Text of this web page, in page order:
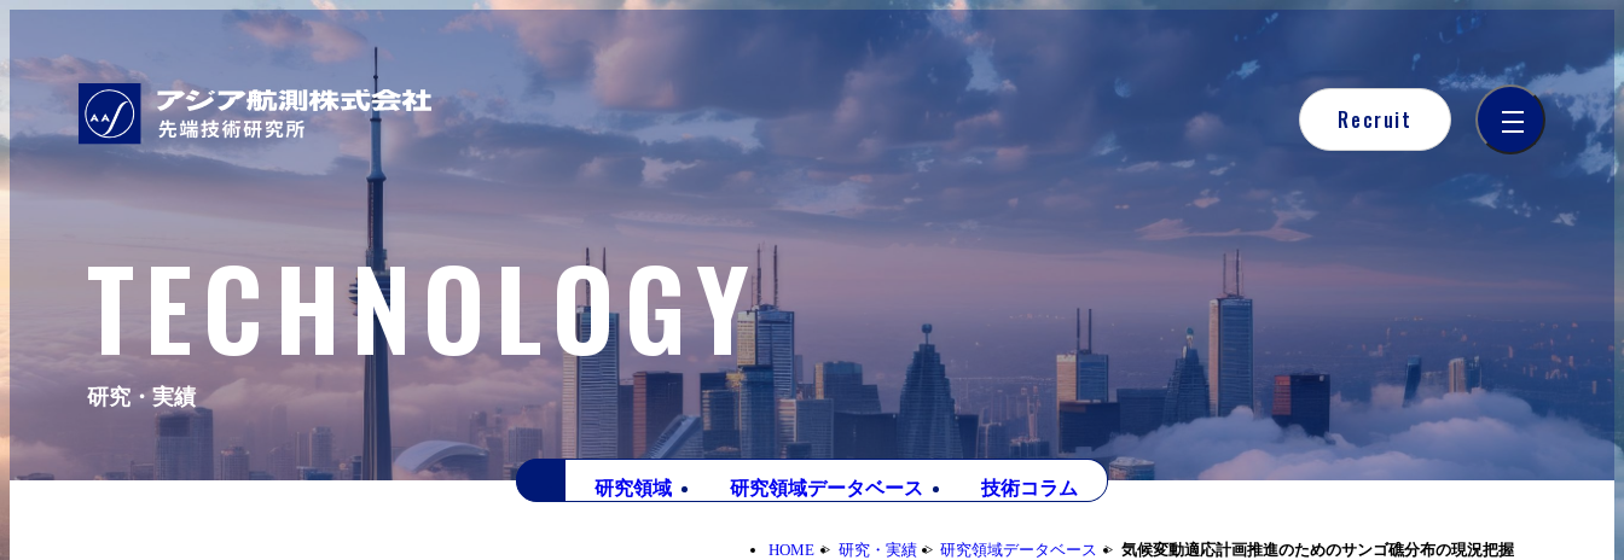
Recruit
TECHNOLOGY
研究・実績
研究領域 研究領域データベース 技術コラム
HOME 研究・実績 研究領域データベース 気候変動適応計画推進のためのサンゴ礁分布の現況把握